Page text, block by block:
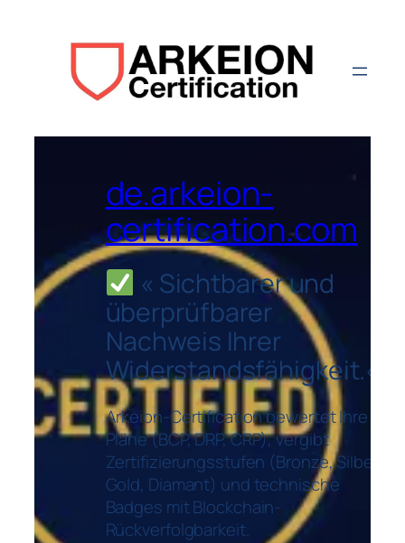
de.arkeion-
certification.com
« Sichtbarer und
überprüfbarer
Nachweis Ihrer
Widerstandsfähigkeit.«
Arkeion-Certification bewertet Ihre
Pläne (BCP, DRP, CRP), vergibt
Zertifizierungsstufen (Bronze, Silber,
Gold, Diamant) und technische
Badges mit Blockchain-
Rückverfolgbarkeit.